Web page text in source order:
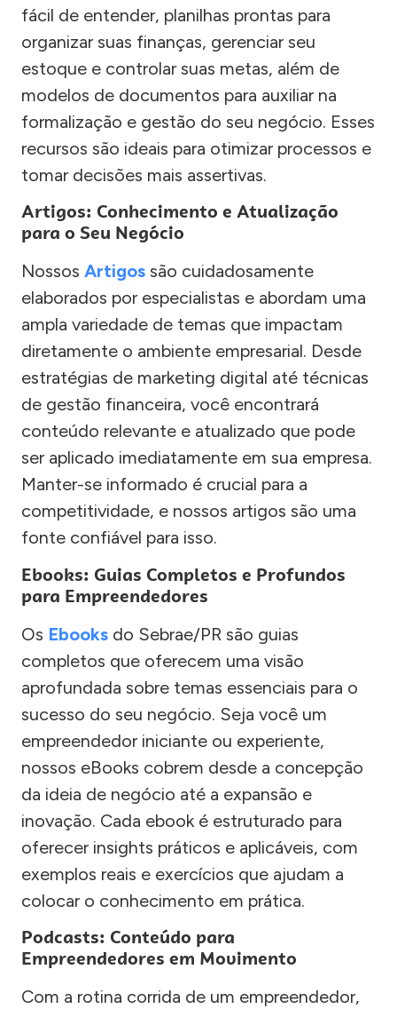
fácil de entender, planilhas prontas para
organizar suas finanças, gerenciar seu
estoque e controlar suas metas, além de
modelos de documentos para auxiliar na
formalização e gestão do seu negócio. Esses
recursos são ideais para otimizar processos e
tomar decisões mais assertivas.
Artigos: Conhecimento e Atualização
para o Seu Negócio
Nossos Artigos são cuidadosamente
elaborados por especialistas e abordam uma
ampla variedade de temas que impactam
diretamente o ambiente empresarial. Desde
estratégias de marketing digital até técnicas
de gestão financeira, você encontrará
conteúdo relevante e atualizado que pode
ser aplicado imediatamente em sua empresa.
Manter-se informado é crucial para a
competitividade, e nossos artigos são uma
fonte confiável para isso.
Ebooks: Guias Completos e Profundos
para Empreendedores
Os Ebooks do Sebrae/PR são guias
completos que oferecem uma visão
aprofundada sobre temas essenciais para o
sucesso do seu negócio. Seja você um
empreendedor iniciante ou experiente,
nossos eBooks cobrem desde a concepção
da ideia de negócio até a expansão e
inovação. Cada ebook é estruturado para
oferecer insights práticos e aplicáveis, com
exemplos reais e exercícios que ajudam a
colocar o conhecimento em prática.
Podcasts: Conteúdo para
Empreendedores em Movimento
Com a rotina corrida de um empreendedor,